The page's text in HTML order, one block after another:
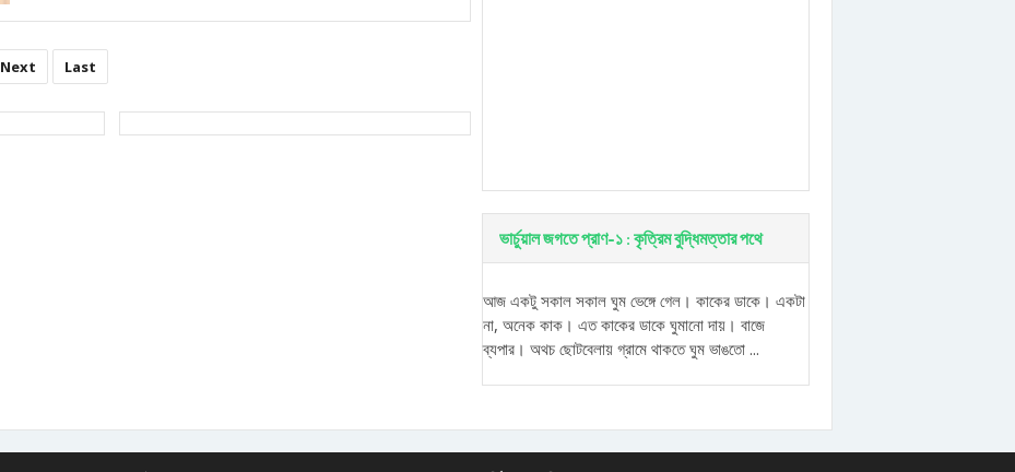
Next Last
ভার্চুয়াল জগতে প্রাণ-১ : কৃত্রিম বুদ্ধিমত্তার পথে
আজ একটু সকাল সকাল ঘুম ভেঙ্গে গেল। কাকের ডাকে। একটা
না, অনেক কাক। এত কাকের ডাকে ঘুমানো দায়। বাজে
ব্যপার। অথচ ছোটবেলায় গ্রামে থাকতে ঘুম ভাঙতো ...